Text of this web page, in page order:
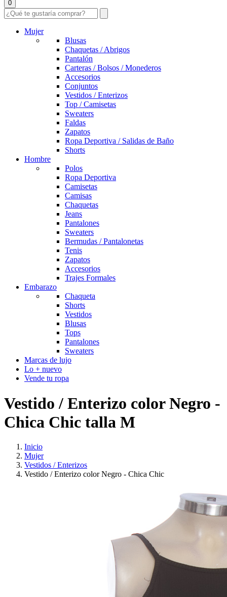
0
Mujer
Blusas
Chaquetas / Abrigos
Pantalón
Carteras / Bolsos / Monederos
Accesorios
Conjuntos
Vestidos / Enterizos
Top / Camisetas
Sweaters
Faldas
Zapatos
Ropa Deportiva / Salidas de Baño
Shorts
Hombre
Polos
Ropa Deportiva
Camisetas
Camisas
Chaquetas
Jeans
Pantalones
Sweaters
Bermudas / Pantalonetas
Tenis
Zapatos
Accesorios
Trajes Formales
Embarazo
Chaqueta
Shorts
Vestidos
Blusas
Tops
Pantalones
Sweaters
Marcas de lujo
Lo + nuevo
Vende tu ropa
Vestido / Enterizo color Negro -
Chica Chic talla M
Inicio
Mujer
Vestidos / Enterizos
Vestido / Enterizo color Negro - Chica Chic